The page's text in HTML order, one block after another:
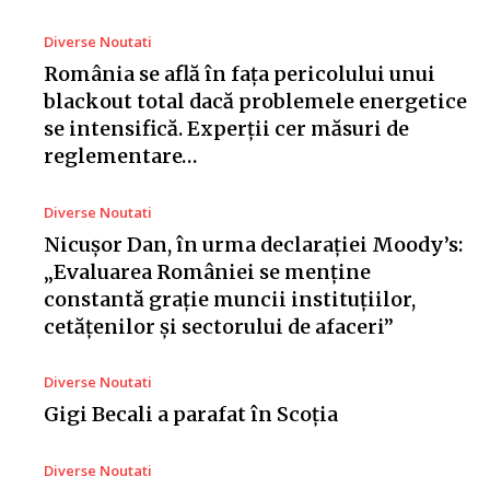
Diverse Noutati
România se află în fața pericolului unui
blackout total dacă problemele energetice
se intensifică. Experții cer măsuri de
reglementare…
Diverse Noutati
Nicușor Dan, în urma declarației Moody’s:
„Evaluarea României se menține
constantă grație muncii instituțiilor,
cetățenilor și sectorului de afaceri”
Diverse Noutati
Gigi Becali a parafat în Scoția
Diverse Noutati